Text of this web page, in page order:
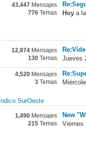
43,447 Mensajes
776 Temas
Hoy a
12,974 Mensajes
130 Temas
Jueves
4,520 Mensajes
3 Temas
Índico SurOeste
1,490 Mensajes
215 Temas
New
Viernes